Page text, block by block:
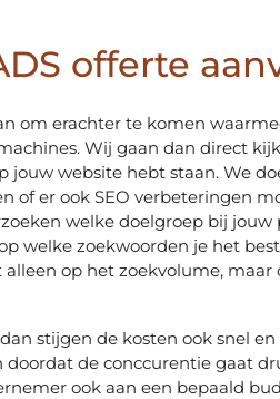
offerte
om erachter te komen
Wij gaan dan direct
jouw website hebt staan. We
of er ook SEO verbeteringen
welke doelgroep bij jouw
welke zoekwoorden je het
op het zoekvolume, maar
stijgen de kosten ook snel
de conccurentie gaat
ook aan een bepaald